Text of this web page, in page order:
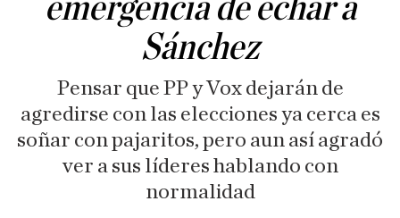
emergencia de echar a
Sánchez
Pensar que PP y Vox dejarán de
agredirse con las elecciones ya cerca es
soñar con pajaritos, pero aun así agradó
ver a sus líderes hablando con
normalidad